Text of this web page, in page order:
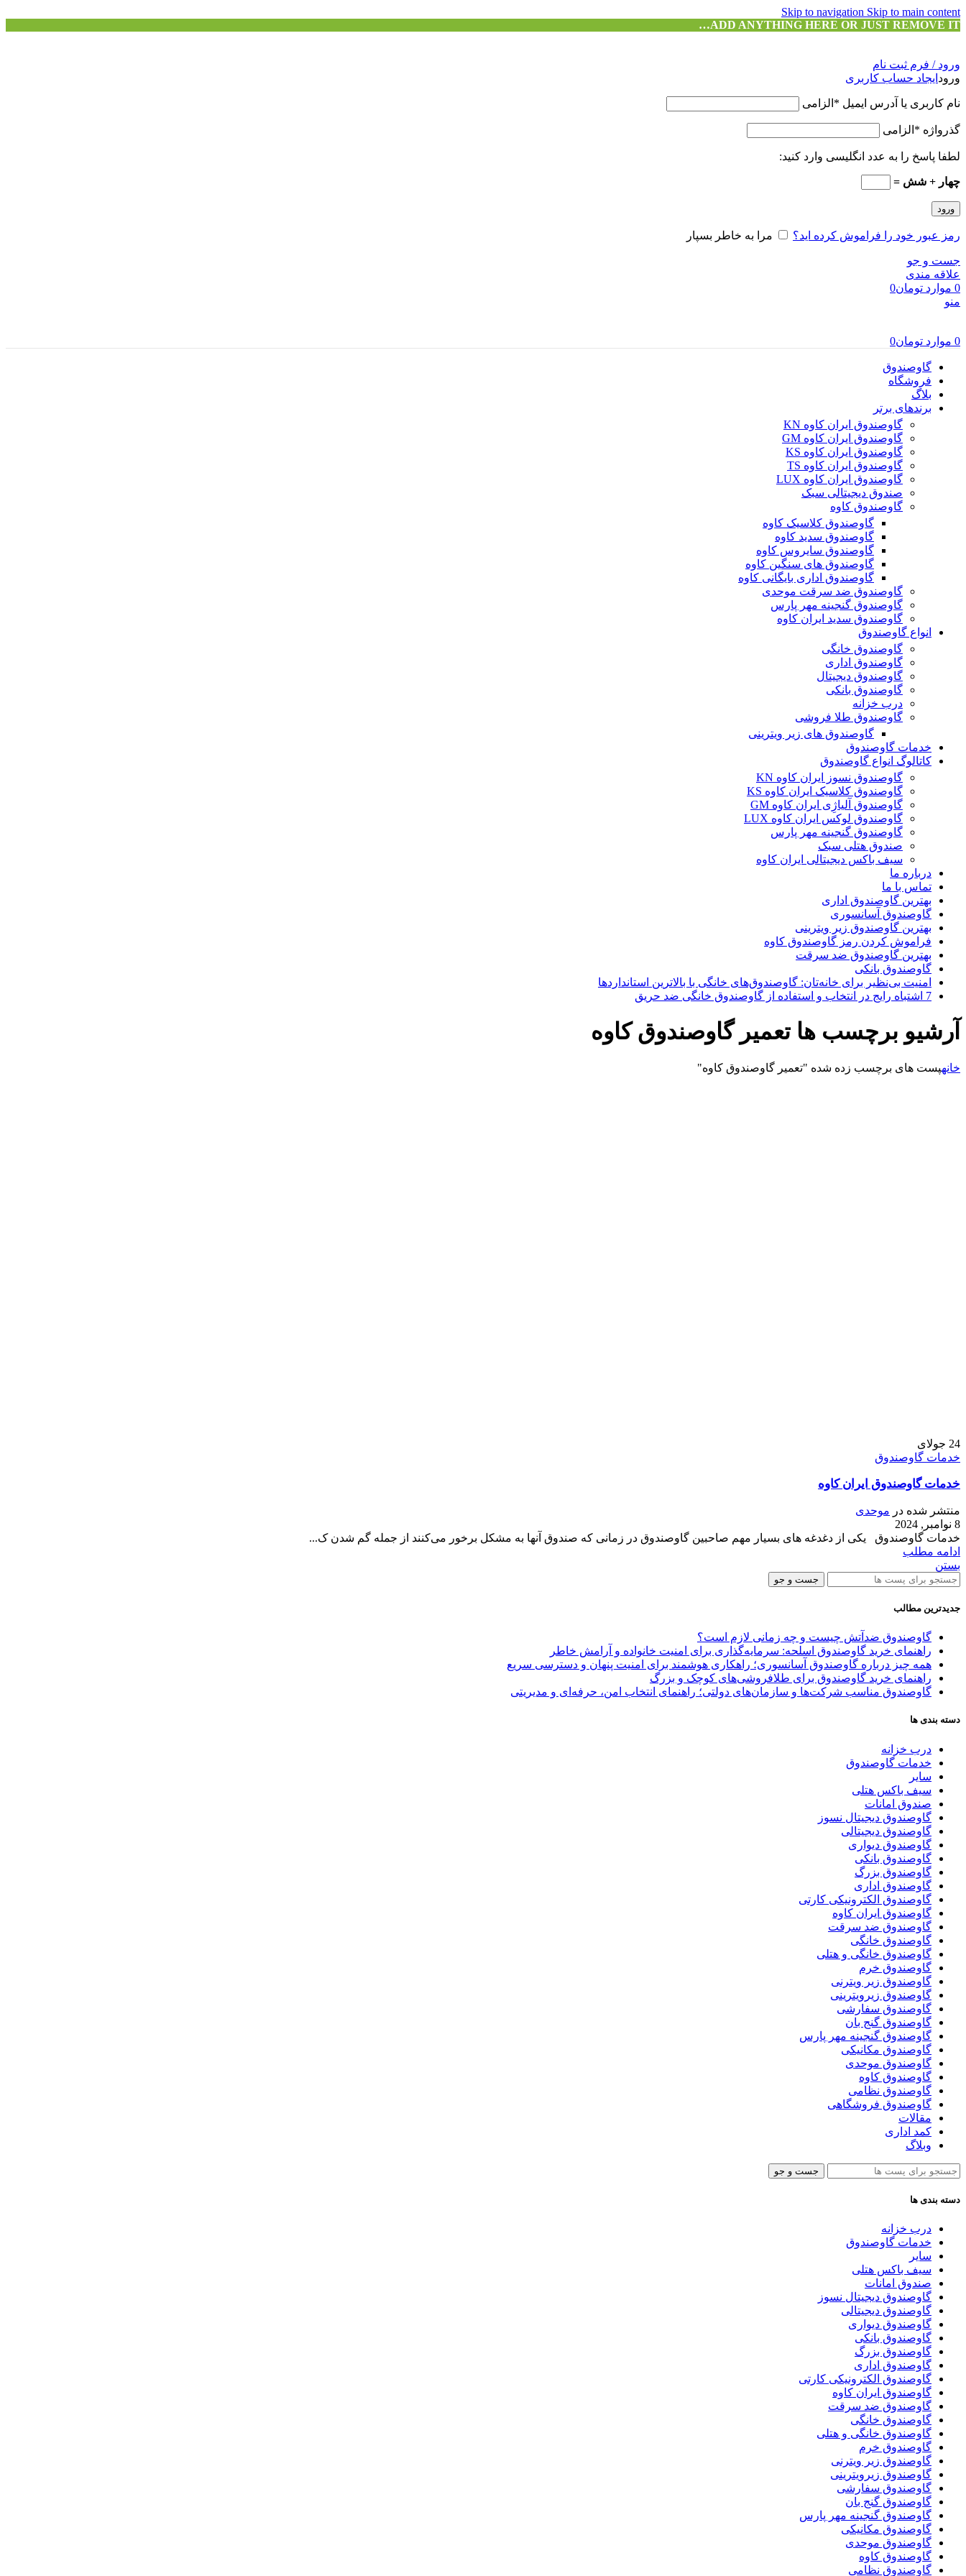
Skip to navigation Skip to main content
ADD ANYTHING HERE OR JUST REMOVE IT…
ورود / فرم ثبت نام
ورود ایجاد حساب کاربری
نام کاربری یا آدرس ایمیل * الزامی
گذرواژه * الزامی
لطفا پاسخ را به عدد انگلیسی وارد کنید:
چهار + شش =
ورود
رمز عبور خود را فراموش کرده اید؟ مرا به خاطر بسپار
جست و جو
علاقه مندی
0 موارد تومان0
منو
0 موارد تومان0
گاوصندوق
فروشگاه
بلاگ
برندهای برتر
گاوصندوق ایران کاوه KN
گاوصندوق ایران کاوه GM
گاوصندوق ایران کاوه KS
گاوصندوق ایران کاوه TS
گاوصندوق ایران کاوه LUX
صندوق دیجیتالی سبک
گاوصندوق کاوه
گاوصندوق کلاسیک کاوه
گاوصندوق سدید کاوه
گاوصندوق سایروس کاوه
گاوصندوق های سنگین کاوه
گاوصندوق اداری بایگانی کاوه
گاوصندوق ضد سرقت موحدی
گاوصندوق گنجینه مهر پارس
گاوصندوق سدید ایران کاوه
انواع گاوصندوق
گاوصندوق خانگی
گاوصندوق اداری
گاوصندوق دیجیتال
گاوصندوق بانکی
درب خزانه
گاوصندوق طلا فروشی
گاوصندوق های زیر ویترینی
خدمات گاوصندوق
کاتالوگ انواع گاوصندوق
گاوصندوق نسوز ایران کاوه KN
گاوصندوق کلاسیک ایران کاوه KS
گاوصندوق آلیاژِی ایران کاوه GM
گاوصندوق لوکس ایران کاوه LUX
گاوصندوق گنجینه مهر پارس
صندوق هتلی سبک
سیف باکس دیجیتالی ایران کاوه
درباره ما
تماس با ما
بهترین گاوصندوق اداری
گاوصندوق آسانسوری
بهترین گاوصندوق زیر ویترینی
فراموش کردن رمز گاوصندوق کاوه
بهترین گاوصندوق ضد سرقت
گاوصندوق بانکی
امنیت بی‌نظیر برای خانه‌تان: گاوصندوق‌های خانگی با بالاترین استانداردها
7 اشتباه رایج در انتخاب و استفاده از گاوصندوق خانگی ضد حریق
آرشیو برچسب ها تعمیر گاوصندوق کاوه
خانهپست های برچسب زده شده "تعمیر گاوصندوق کاوه"
24 جولای
خدمات گاوصندوق
خدمات گاوصندوق ایران کاوه
منتشر شده در موحدی
8 نوامبر, 2024
خدمات گاوصندوق یکی از دغدغه های بسیار مهم صاحبین گاوصندوق در زمانی که صندوق آنها به مشکل برخور می‌کنند از جمله گم شدن ک...
ادامه مطلب
بستن
جست و جو
جدیدترین مطالب
گاوصندوق ضدآتش چیست و چه زمانی لازم است؟
راهنمای خرید گاوصندوق اسلحه: سرمایه‌گذاری برای امنیت خانواده و آرامش خاطر
همه چیز درباره گاوصندوق آسانسوری؛ راهکاری هوشمند برای امنیت پنهان و دسترسی سریع
راهنمای خرید گاوصندوق برای طلافروشی‌های کوچک و بزرگ
گاوصندوق مناسب شرکت‌ها و سازمان‌های دولتی؛ راهنمای انتخاب امن، حرفه‌ای و مدیریتی
دسته بندی ها
درب خزانه
خدمات گاوصندوق
سایر
سیف باکس هتلی
صندوق امانات
گاوصندوق دیجیتال نسوز
گاوصندوق دیجیتالی
گاوصندوق دیواری
گاوصندوق بانکی
گاوصندوق بزرگ
گاوصندوق اداری
گاوصندوق الکترونیکی کارتی
گاوصندوق ایران کاوه
گاوصندوق ضد سرقت
گاوصندوق خانگی
گاوصندوق خانگی و هتلی
گاوصندوق خرم
گاوصندوق زیر ویترنی
گاوصندوق زیرویترینی
گاوصندوق سفارشی
گاوصندوق گنج بان
گاوصندوق گنجینه مهر پارس
گاوصندوق مکانیکی
گاوصندوق موحدی
گاوصندوق کاوه
گاوصندوق نظامی
گاوصندوق فروشگاهی
مقالات
کمد اداری
وبلاگ
جست و جو
دسته بندی ها
درب خزانه
خدمات گاوصندوق
سایر
سیف باکس هتلی
صندوق امانات
گاوصندوق دیجیتال نسوز
گاوصندوق دیجیتالی
گاوصندوق دیواری
گاوصندوق بانکی
گاوصندوق بزرگ
گاوصندوق اداری
گاوصندوق الکترونیکی کارتی
گاوصندوق ایران کاوه
گاوصندوق ضد سرقت
گاوصندوق خانگی
گاوصندوق خانگی و هتلی
گاوصندوق خرم
گاوصندوق زیر ویترنی
گاوصندوق زیرویترینی
گاوصندوق سفارشی
گاوصندوق گنج بان
گاوصندوق گنجینه مهر پارس
گاوصندوق مکانیکی
گاوصندوق موحدی
گاوصندوق کاوه
گاوصندوق نظامی